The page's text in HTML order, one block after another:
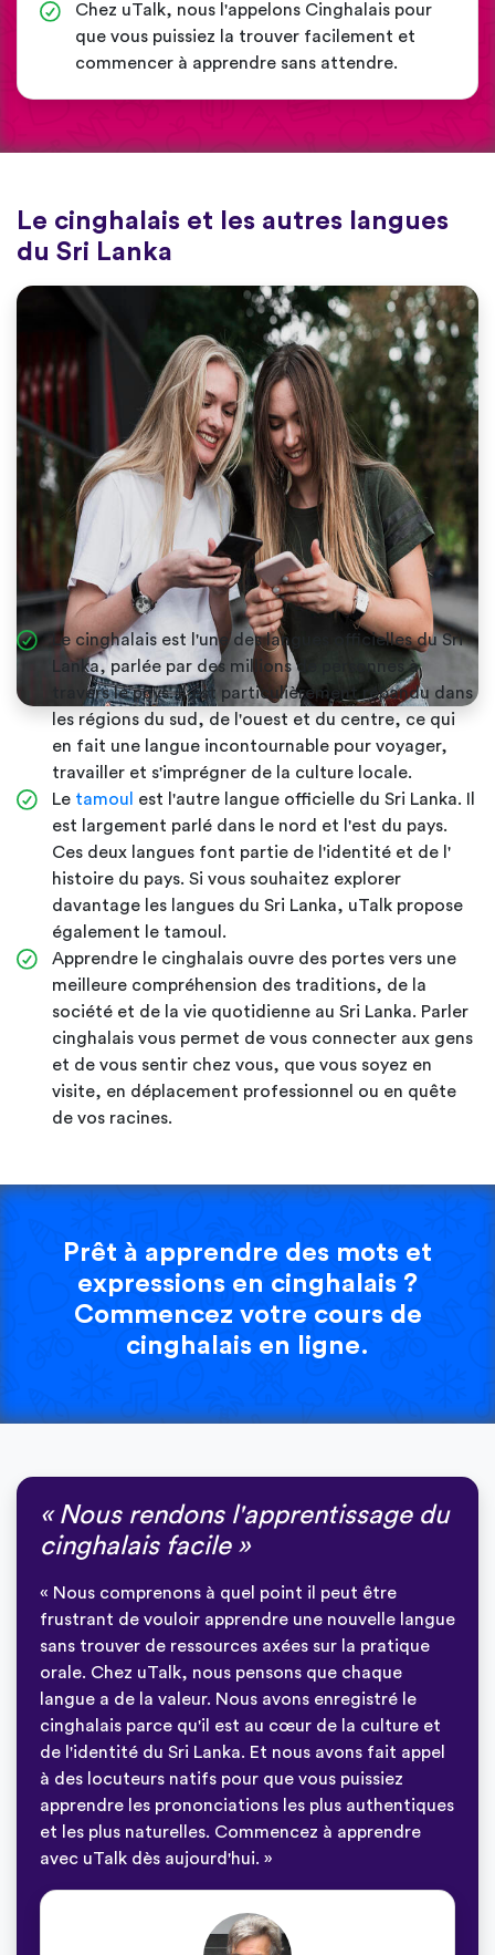
Chez uTalk, nous l'appelons Cinghalais pour
que vous puissiez la trouver facilement et
commencer à apprendre sans attendre.
Le cinghalais et les autres langues
du Sri Lanka
Le cinghalais est l'une des langues officielles du Sri
Lanka, parlée par des millions de personnes à
travers le pays. Il est particulièrement répandu dans
les régions du sud, de l'ouest et du centre, ce qui
en fait une langue incontournable pour voyager,
travailler et s'imprégner de la culture locale.
Le tamoul
est l'autre langue officielle du Sri Lanka. Il
est largement parlé dans le nord et l'est du pays.
Ces deux langues font partie de l'identité et de l'
histoire du pays. Si vous souhaitez explorer
davantage les langues du Sri Lanka, uTalk propose
également le tamoul.
Apprendre le cinghalais ouvre des portes vers une
meilleure compréhension des traditions, de la
société et de la vie quotidienne au Sri Lanka. Parler
cinghalais vous permet de vous connecter aux gens
et de vous sentir chez vous, que vous soyez en
visite, en déplacement professionnel ou en quête
de vos racines.
Prêt à apprendre des mots et
expressions en cinghalais ?
Commencez votre cours de
cinghalais en ligne.
« Nous rendons l'apprentissage du
cinghalais facile »
« Nous comprenons à quel point il peut être
frustrant de vouloir apprendre une nouvelle langue
sans trouver de ressources axées sur la pratique
orale. Chez uTalk, nous pensons que chaque
langue a de la valeur. Nous avons enregistré le
cinghalais parce qu'il est au cœur de la culture et
de l'identité du Sri Lanka. Et nous avons fait appel
à des locuteurs natifs pour que vous puissiez
apprendre les prononciations les plus authentiques
et les plus naturelles. Commencez à apprendre
avec uTalk dès aujourd'hui. »